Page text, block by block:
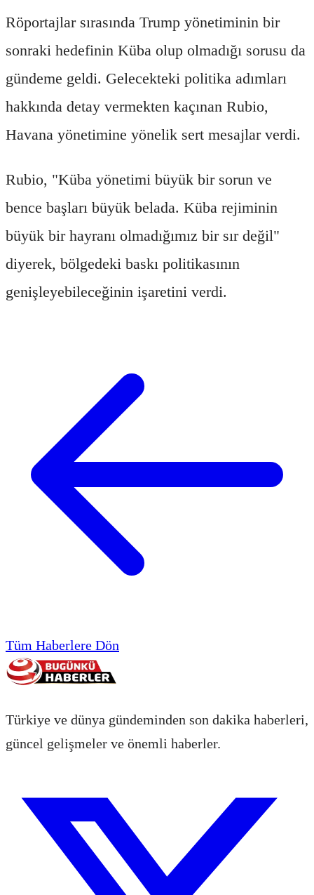
Röportajlar sırasında Trump yönetiminin bir
sonraki hedefinin Küba olup olmadığı sorusu da
gündeme geldi. Gelecekteki politika adımları
hakkında detay vermekten kaçınan Rubio,
Havana yönetimine yönelik sert mesajlar verdi.
Rubio, "Küba yönetimi büyük bir sorun ve
bence başları büyük belada. Küba rejiminin
büyük bir hayranı olmadığımız bir sır değil"
diyerek, bölgedeki baskı politikasının
genişleyebileceğinin işaretini verdi.
Tüm Haberlere Dön
Türkiye ve dünya gündeminden son dakika haberleri,
güncel gelişmeler ve önemli haberler.